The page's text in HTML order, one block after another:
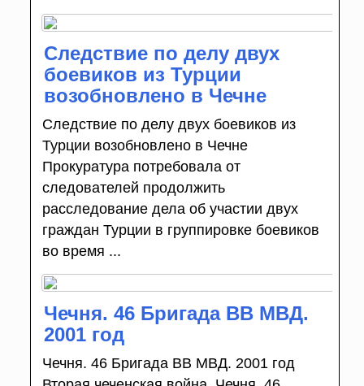
Следствие по делу двух
боевиков из Турции
возобновлено в Чечне
Следствие по делу двух боевиков из
Турции возобновлено в Чечне
Прокуратура потребовала от
следователей продолжить
расследование дела об участии двух
граждан Турции в группировке боевиков
во время ...
Чечня. 46 Бригада ВВ МВД.
2001 год
Чечня. 46 Бригада ВВ МВД. 2001 год